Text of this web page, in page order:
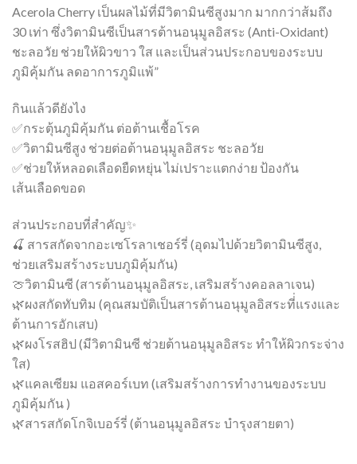
Acerola Cherry เป็นผลไม้ที่มีวิตามินซีสูงมาก มากกว่าส้มถึง
30 เท่า ซึ่งวิตามินซีเป็นสารต้านอนุมูลอิสระ (Anti-Oxidant)
ชะลอวัย ช่วยให้ผิวขาว ใส และเป็นส่วนประกอบของระบบ
ภูมิคุ้มกัน ลดอาการภูมิแพ้”
กินแล้วดียังไง
✅กระตุ้นภูมิคุ้มกัน ต่อต้านเชื้อโรค
✅วิตามินซีสูง ช่วยต่อต้านอนุมูลอิสระ ชะลอวัย
✅ช่วยให้หลอดเลือดยืดหยุ่น ไม่เปราะแตกง่าย ป้องกัน
เส้นเลือดขอด
ส่วนประกอบที่สำคัญ✨
🍒 สารสกัดจากอะเซโรลาเชอร์รี่ (อุดมไปด้วยวิตามินซีสูง,
ช่วยเสริมสร้างระบบภูมิคุ้มกัน)
🍈วิตามินซี (สารต้านอนุมูลอิสระ, เสริมสร้างคอลลาเจน)
🌿ผงสกัดทับทิม (คุณสมบัติเป็นสารต้านอนุมูลอิสระที่่แรงและ
ต้านการอักเสบ)
🌿ผงโรสฮิป (มีวิตามินซี ช่วยต้านอนุมูลอิสระ ทำให้ผิวกระจ่าง
ใส)
🌿แคลเซียม แอสคอร์เบท (เสริมสร้างการทำงานของระบบ
ภูมิคุ้มกัน )
🌿สารสกัดโกจิเบอร์รี่ (ต้านอนุมูลอิสระ บำรุงสายตา)